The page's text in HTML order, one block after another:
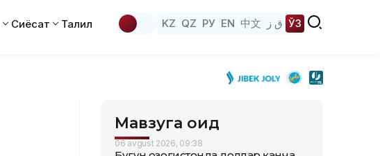
Сиёсат Таҳлил KZ QZ РУ EN 中文 ق ز ЎЗ
Мавзуга оид
06 avgust 2026, 09:38